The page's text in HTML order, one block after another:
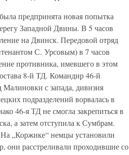
предпринята новая попытка
Западной Двины. В 5 часов
на Двинск. Передовой отряд
С. Урсовым) в 7 часов
противника, имевшего в этом
8-й ТД. Командир 46-й
с запада, дивизия
подразделений ворвалась в
46-я ТД не смогла закрепиться в
а затем отступила к Сумбрам.
„Коржике“ немцы установили
они расстреливали проходившие со